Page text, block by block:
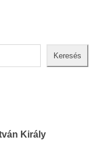
Keresés
Király